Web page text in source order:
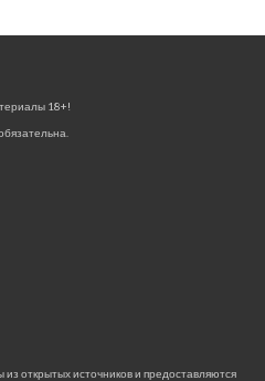
18+!
открытых источников и предоставляются